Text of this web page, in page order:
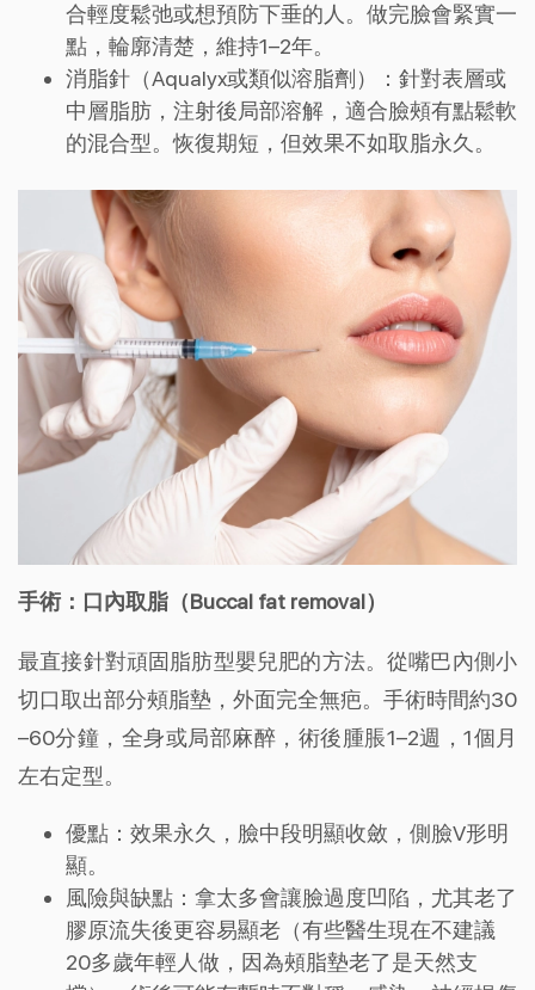
合輕度鬆弛或想預防下垂的人。做完臉會緊實一
點，輪廓清楚，維持1–2年。
消脂針（Aqualyx或類似溶脂劑）：針對表層或
中層脂肪，注射後局部溶解，適合臉頰有點鬆軟
的混合型。恢復期短，但效果不如取脂永久。
手術：口內取脂（Buccal fat removal）
最直接針對頑固脂肪型嬰兒肥的方法。從嘴巴內側小
切口取出部分頰脂墊，外面完全無疤。手術時間約30
–60分鐘，全身或局部麻醉，術後腫脹1–2週，1個月
左右定型。
優點：效果永久，臉中段明顯收斂，側臉V形明
顯。
風險與缺點：拿太多會讓臉過度凹陷，尤其老了
膠原流失後更容易顯老（有些醫生現在不建議
20多歲年輕人做，因為頰脂墊老了是天然支